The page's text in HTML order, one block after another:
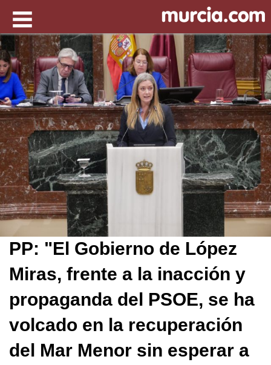
PP: "El Gobierno de López
Miras, frente a la inacción y
propaganda del PSOE, se ha
volcado en la recuperación
del Mar Menor sin esperar a